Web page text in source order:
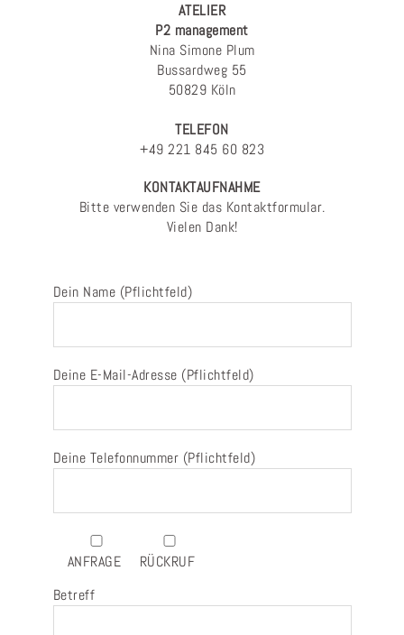
ATELIER
P2 management
Nina Simone Plum
Bussardweg 55
50829 Köln
TELEFON
+49 221 845 60 823
KONTAKTAUFNAHME
Bitte verwenden Sie das Kontaktformular.
Vielen Dank!
Dein Name (Pflichtfeld)
Deine E-Mail-Adresse (Pflichtfeld)
Deine Telefonnummer (Pflichtfeld)
ANFRAGE
RÜCKRUF
Betreff